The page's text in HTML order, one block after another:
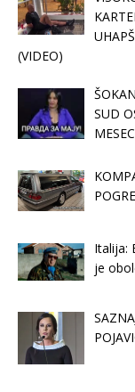
(VIDEO)
SUD
Italija:
je